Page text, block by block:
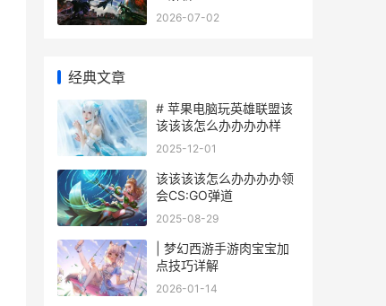
2026-07-02
经典文章
# 苹果电脑玩英雄联盟该
该该该怎么办办办办样
2025-12-01
该该该该怎么办办办办领
会CS:GO弹道
2025-08-29
| 梦幻西游手游肉宝宝加
点技巧详解
2026-01-14